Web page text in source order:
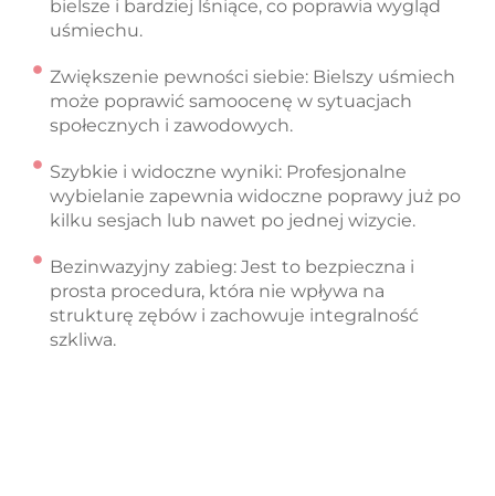
bielsze i bardziej lśniące, co poprawia wygląd
uśmiechu.
Zwiększenie pewności siebie: Bielszy uśmiech
może poprawić samoocenę w sytuacjach
społecznych i zawodowych.
Szybkie i widoczne wyniki: Profesjonalne
wybielanie zapewnia widoczne poprawy już po
kilku sesjach lub nawet po jednej wizycie.
Bezinwazyjny zabieg: Jest to bezpieczna i
prosta procedura, która nie wpływa na
strukturę zębów i zachowuje integralność
szkliwa.